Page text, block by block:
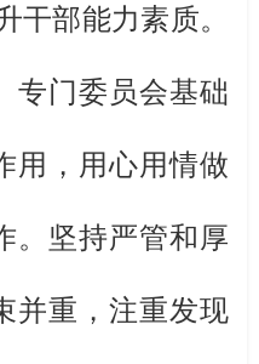
干部能力素质。
专门委员会基础
用，用心用情做
。坚持严管和厚
并重，注重发现